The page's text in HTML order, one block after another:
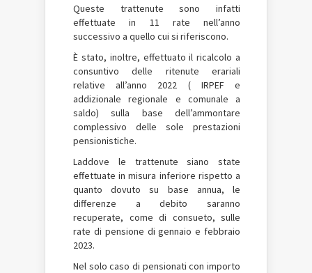
Queste trattenute sono infatti
effettuate in 11 rate nell’anno
successivo a quello cui si riferiscono.
È stato, inoltre, effettuato il ricalcolo a
consuntivo delle ritenute erariali
relative all’anno 2022 ( IRPEFe
addizionale regionale e comunale a
saldo) sulla base dell’ammontare
complessivo delle sole prestazioni
pensionistiche.
Laddove le trattenute siano state
effettuate in misura inferiore rispetto a
quanto dovuto su base annua, le
differenze a debito saranno
recuperate, come di consueto, sulle
rate di pensione di gennaio e febbraio
2023.
Nel solo caso di pensionati con importo